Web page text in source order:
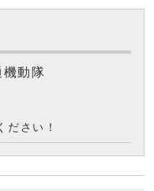
機動隊
ださい！